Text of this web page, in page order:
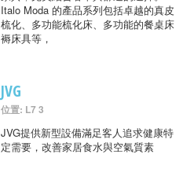
Italo Moda 的產品系列包括卓越的真皮
梳化、多功能梳化床、多功能的餐桌床
褥床具等，
JVG
位置: L7 3
JVG提供新型設備滿足客人追求健康特
定需要，改善家居食水與空氣質素